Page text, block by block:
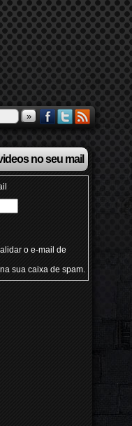
»
no seu mail
o e-mail de
sua caixa de spam.